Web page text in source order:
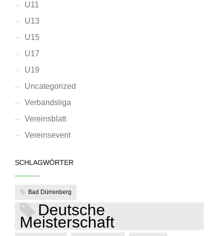
U11
U13
U15
U17
U19
Uncategorized
Verbandsliga
Vereinsblatt
Vereinsevent
SCHLAGWÖRTER
Bad Dürrenberg
Deutsche
Meisterschaft